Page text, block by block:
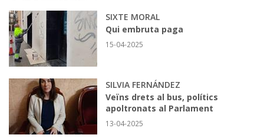
SIXTE MORAL
Qui embruta paga
15-04-2025
SILVIA FERNÁNDEZ
Veïns drets al bus, polítics
apoltronats al Parlament
13-04-2025